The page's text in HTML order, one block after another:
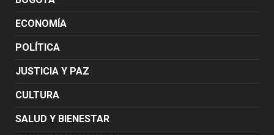
ECONOMÍA
POLÍTICA
JUSTICIA Y PAZ
CULTURA
SALUD Y BIENESTAR